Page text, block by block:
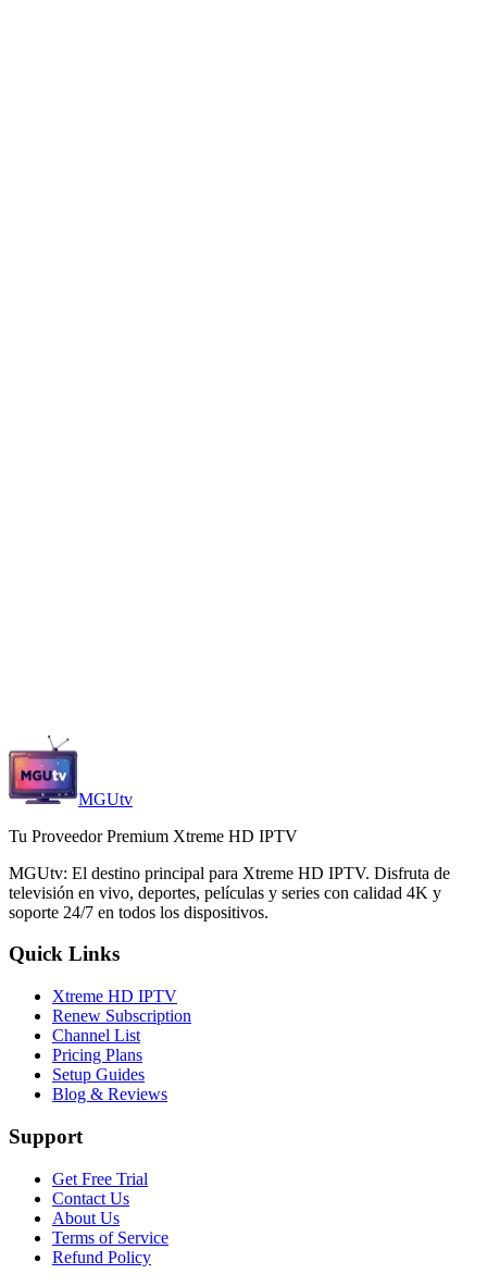
MGUtv
Tu Proveedor Premium Xtreme HD IPTV
MGUtv: El destino principal para Xtreme HD IPTV. Disfruta de
televisión en vivo, deportes, películas y series con calidad 4K y
soporte 24/7 en todos los dispositivos.
Quick Links
Xtreme HD IPTV
Renew Subscription
Channel List
Pricing Plans
Setup Guides
Blog & Reviews
Support
Get Free Trial
Contact Us
About Us
Terms of Service
Refund Policy